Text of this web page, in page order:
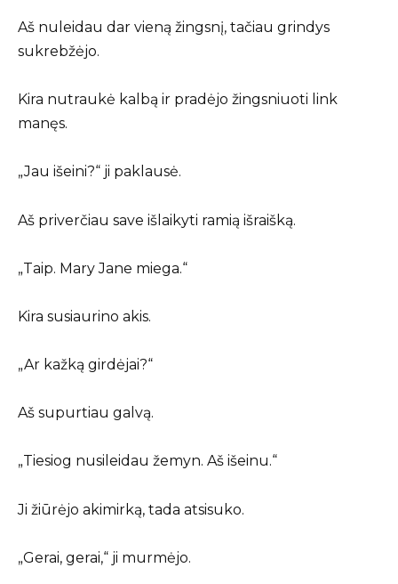
Aš nuleidau dar vieną žingsnį, tačiau grindys
sukrebžėjo.
Kira nutraukė kalbą ir pradėjo žingsniuoti link
manęs.
„Jau išeini?“ ji paklausė.
Aš priverčiau save išlaikyti ramią išraišką.
„Taip. Mary Jane miega.“
Kira susiaurino akis.
„Ar kažką girdėjai?“
Aš supurtiau galvą.
„Tiesiog nusileidau žemyn. Aš išeinu.“
Ji žiūrėjo akimirką, tada atsisuko.
„Gerai, gerai,“ ji murmėjo.